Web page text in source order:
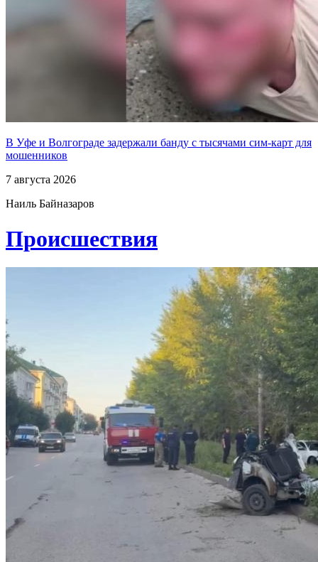
В Уфе и Волгограде задержали банду с тысячами сим-карт для
мошенников
7 августа 2026
Наиль Байназаров
Проиcшествия